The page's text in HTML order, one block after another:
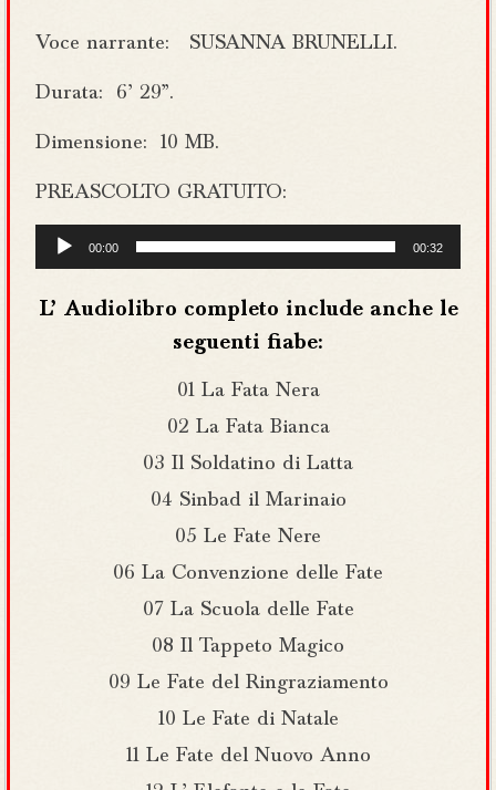
Voce narrante: SUSANNA BRUNELLI.
Durata: 6’ 29”.
Dimensione: 10 MB.
PREASCOLTO GRATUITO:
Audio00:00 00:32
L’ Audiolibro completo include anche le
seguenti fiabe:
01 La Fata Nera
02 La Fata Bianca
03 Il Soldatino di Latta
04 Sinbad il Marinaio
05 Le Fate Nere
06 La Convenzione delle Fate
07 La Scuola delle Fate
08 Il Tappeto Magico
09 Le Fate del Ringraziamento
10 Le Fate di Natale
11 Le Fate del Nuovo Anno